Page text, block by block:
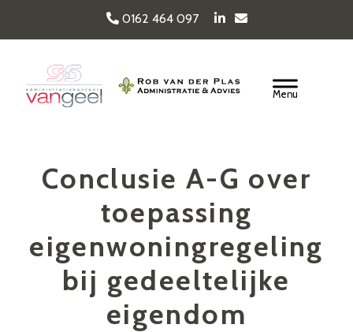
hoofd
inhoud
0162 464 097
Van Geel & van der
Header
Conclusie A-G over
toepassing
eigenwoningregeling
bij gedeeltelijke
eigendom